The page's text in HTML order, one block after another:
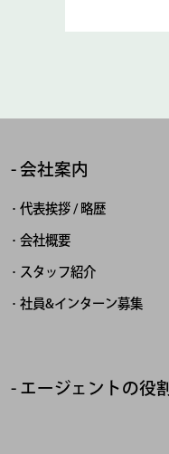
会社案内
代表挨拶 / 略歴
会社概要
スタッフ紹介
社員&インターン募集
エージェントの役割